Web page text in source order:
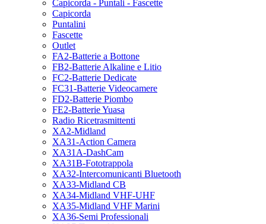
Capicorda - Puntali - Fascette
Capicorda
Puntalini
Fascette
Outlet
FA2-Batterie a Bottone
FB2-Batterie Alkaline e Litio
FC2-Batterie Dedicate
FC31-Batterie Videocamere
FD2-Batterie Piombo
FE2-Batterie Yuasa
Radio Ricetrasmittenti
XA2-Midland
XA31-Action Camera
XA31A-DashCam
XA31B-Fototrappola
XA32-Intercomunicanti Bluetooth
XA33-Midland CB
XA34-Midland VHF-UHF
XA35-Midland VHF Marini
XA36-Semi Professionali